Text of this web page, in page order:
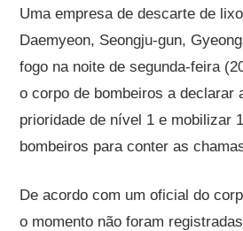
Uma empresa de descarte de
Daemyeon, Seongju-gun,
fogo na noite de segunda-feira
o corpo de bombeiros a declarar
prioridade de nível 1 e mobilizar
bombeiros para conter as
De acordo com um oficial do
o momento não foram